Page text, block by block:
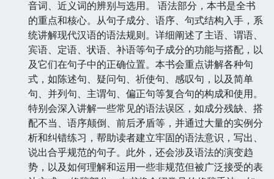
音词、近义词的辨别与选用。 语法部分，本书是全书
的重点和核心。从句子成分、语序、句式结构入手，系
统讲解现代汉语的语法规则。详细阐述了主语、谓语、
宾语、定语、状语、补语等句子成分的功能与搭配，以
及它们在句子中的正确位置。本书会重点讲解各种句
式，如陈述句、疑问句、祈使句、感叹句，以及简单
句、并列句、主谓句、偏正句等复合句的构成和使用。
特别会深入讲解一些常见的语法误区，如成分残缺、搭
配不当、语序颠倒、前后矛盾等，并通过大量的实例分
析和纠错练习，帮助读者建立牢固的语法意识，写出、
说出合乎规范的句子。此外，还会涉及语法的演变趋
势，以及如何理解和运用一些非规范但被广泛接受的表